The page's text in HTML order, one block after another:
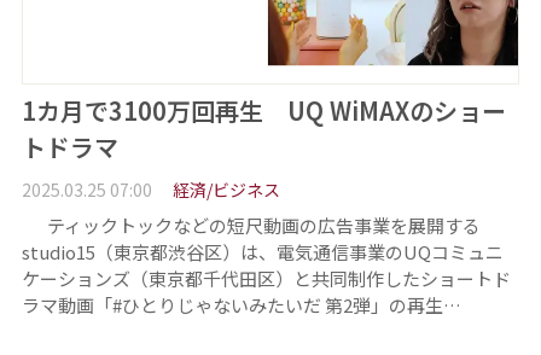
1カ月で3100万回再生 UQ WiMAXのショー
トドラマ
2025.03.25 07:00 経済/ビジネス
ティックトックなどの短尺動画の広告事業を展開する
studio15（東京都渋谷区）は、電気通信事業のUQコミュニ
ケーションズ（東京都千代田区）と共同制作したショートド
ラマ動画「#ひとりじゃないみたいだ 第2弾」の再生…